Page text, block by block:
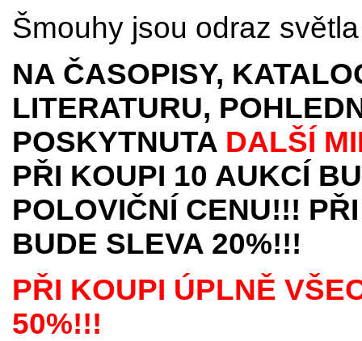
Šmouhy jsou odraz
NA ČASOPISY,
LITERATURU,
POSKYTNUTA DALŠÍ
PŘI KOUPI 10 AUKCÍ
POLOVIČNÍ CENU!!!
BUDE SLEVA 20%!!!
PŘI KOUPI ÚPLNĚ
50%!!!